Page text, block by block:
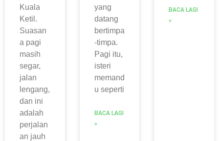
Kuala
Ketil.
Suasan
a pagi
masih
segar,
jalan
lengang,
dan ini
adalah
perjalan
an jauh
yang
datang
bertimpa
-timpa.
Pagi itu,
isteri
memand
u seperti
BACA LAGI
»
BACA LAGI
»